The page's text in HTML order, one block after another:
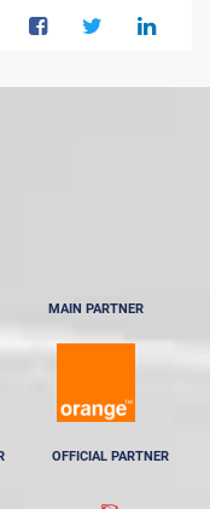
MAIN PARTNER
OFFICIAL PARTNER